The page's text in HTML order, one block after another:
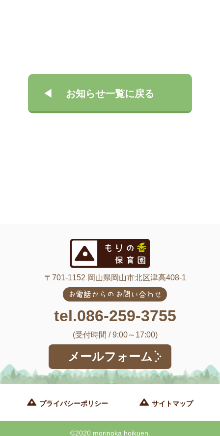
お知らせ一覧に戻る
〒701-1152 岡山県岡山市北区津高408-1
お電話からのお問い合わせ
tel.086-259-3755
(受付時間 / 9:00～17:00)
メールフォーム
プライバシーポリシー サイトマップ
©2020 morinoka hoikuen.